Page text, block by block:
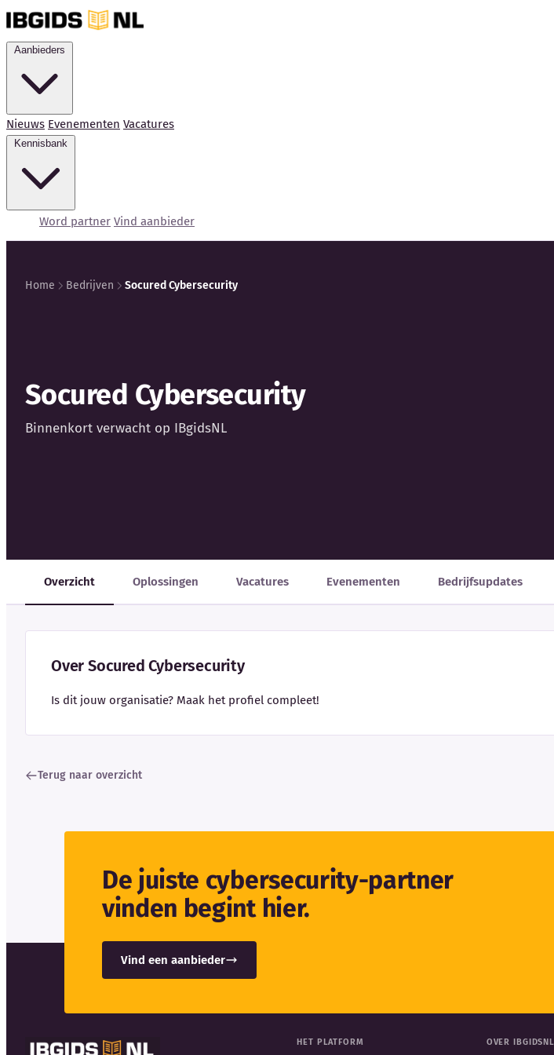
Nieuws Evenementen Vacatures
Word partner Vind aanbieder
Home Bedrijven Socured Cybersecurity
Socured Cybersecurity
Binnenkort verwacht op IBgidsNL
Overzicht Oplossingen Vacatures Evenementen Bedrijfsupdates
Over Socured Cybersecurity
Is dit jouw organisatie? Maak het profiel compleet!
Terug naar overzicht
De juiste cybersecurity-partner
vinden begint hier.
Vind een aanbieder
HET PLATFORM OVER IBGIDSNL